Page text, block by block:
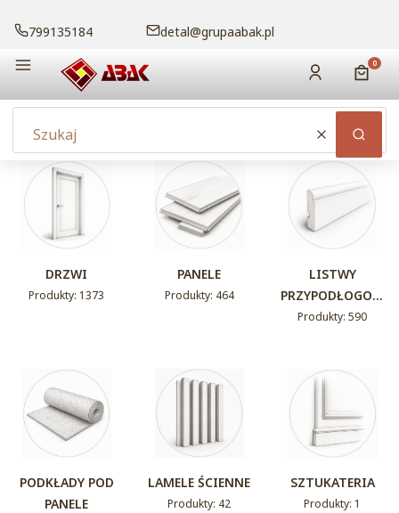
799135184 detal@grupaabak.pl
Menu Zaloguj się
Wyczyść
DRZWI
Produkty: 1373
PANELE
Produkty: 464
LISTWY
PRZYPODŁOGOW
E
Produkty: 590
PODKŁADY POD
PANELE
LAMELE ŚCIENNE
Produkty: 42
SZTUKATERIA
Produkty: 1